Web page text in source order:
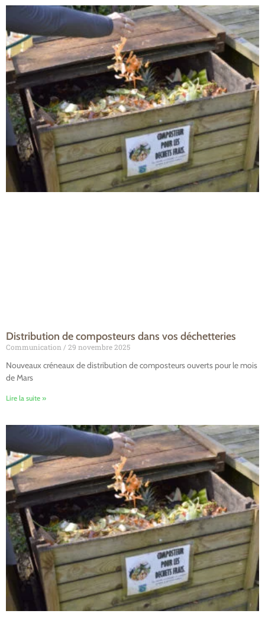
Distribution de composteurs dans vos déchetteries
Communication 29 novembre 2025
Nouveaux créneaux de distribution de composteurs ouverts pour le mois
de Mars
Lire la suite »